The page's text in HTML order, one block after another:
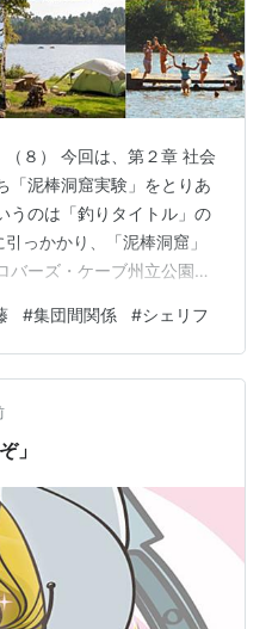
８） 今回は、第２章 社会
「泥棒洞窟実験」をとりあ
うのは「釣りタイトル」の
っかかり、「泥棒洞窟」
バーズ・ケーブ州立公園
れ家」といったほうがよ
の公園は、オクラホマ州
くのエーカーの砂岩の崖が
い無法者ジェシージェー
ての役割を果たした後、
#集団間関係 #シェリフ
」